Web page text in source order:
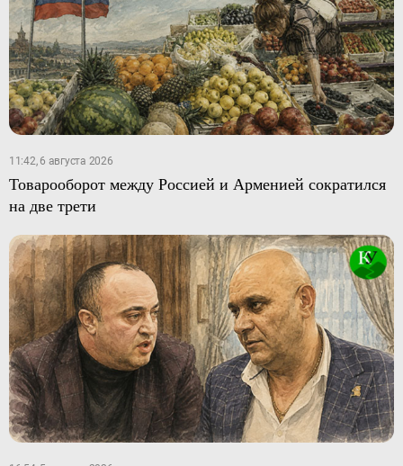
11:42, 6 августа 2026
Товарооборот между Россией и Арменией сократился
на две трети